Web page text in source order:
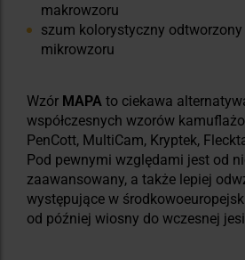
makrowzoru
szum kolorystyczny
mikrowzoru
Wzór MAPA to ciekawa
współczesnych wzorów
PenCott, MultiCam, Kryptek,
Pod pewnymi względami jest od
zaawansowany, a także lepiej
występujące w
od później wiosny do wczesnej